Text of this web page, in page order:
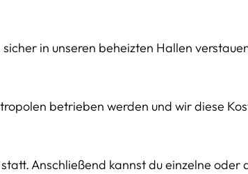
in unseren beheizten Hallen
betrieben werden und wir diese
Anschließend kannst du einzelne